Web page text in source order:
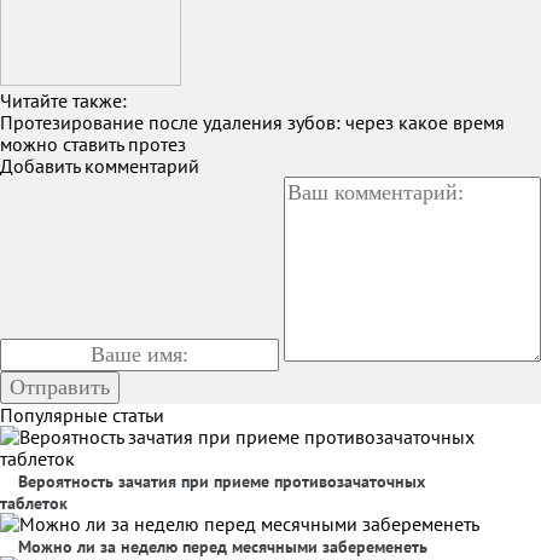
Читайте также:
Протезирование после удаления зубов: через какое время
можно ставить протез
Добавить комментарий
Популярные статьи
Вероятность зачатия при приеме противозачаточных
таблеток
Можно ли за неделю перед месячными забеременеть